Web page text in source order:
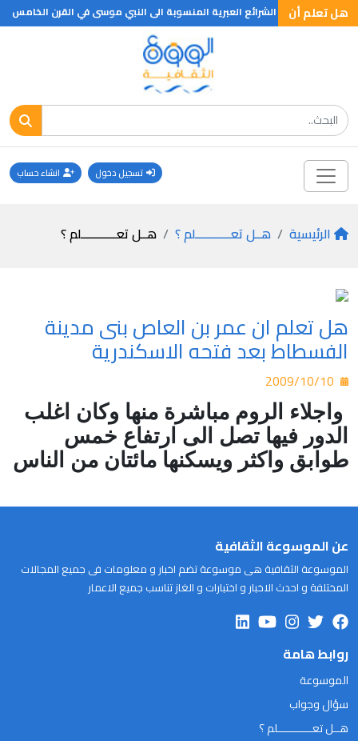
هل تعلم أن
تلته ومنها الشرائع العبرية المنسوبة الى النبي موسى في القرن
تسجيل دخول انشاء حساب
الرئيسية هــل تعـــــــــــلم ؟ هــل تعـــــــــــلم ؟
هل تعلم ان عمر بن العاص بنى مدينة
الفسطاط بعد فتحه الاسكندرية
واجلاء الروم مباشرة منها وكان اغلب
الدور فيها تصل الى ارتفاع خمس
طوابق واكثر ويسكنها مائتان من الناس
عن الموسوعة الثقافية
الموسوعة الثقافية هى موسوعة تضم اخبار و معلومات فى جميع المجالات
المختلفة و احدث الاخبار و اختبارات و الغاز تناسب جميع الاعمار
روابط هامة
الموسوعة
سؤال وجواب
هــل تعـــــــــــلم ؟